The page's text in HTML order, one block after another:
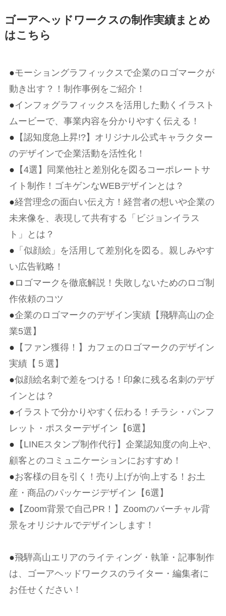
ゴーアヘッドワークスの制作実績まとめ
はこちら
●モーショングラフィックスで企業のロゴマークが
動き出す？！制作事例をご紹介！
●インフォグラフィックスを活用した動くイラスト
ムービーで、事業内容を分かりやすく伝える！
● 【認知度急上昇!?】オリジナル公式キャラクター
のデザインで企業活動を活性化！
● 【4選】同業他社と差別化を図るコーポレートサ
イト制作！ゴキゲンなWEBデザインとは？
●経営理念の面白い伝え方！経営者の想いや企業の
未来像を、表現して共有する「ビジョンイラス
ト」とは？
● 「似顔絵」を活用して差別化を図る。親しみやす
い広告戦略！
● ロゴマークを徹底解説！失敗しないためのロゴ制
作依頼のコツ
●企業のロゴマークのデザイン実績【飛騨高山の企
業5選】
● 【ファン獲得！】カフェのロゴマークのデザイン
実績【５選】
●似顔絵名刺で差をつける！印象に残る名刺のデザ
インとは？
●イラストで分かりやすく伝わる！チラシ・パンフ
レット・ポスターデザイン【6選】
● 【LINEスタンプ制作代行】企業認知度の向上や、
顧客とのコミュニケーションにおすすめ！
●お客様の目を引く！売り上げが向上する！お土
産・商品のパッケージデザイン【6選】
● 【Zoom背景で自己PR ！】 Zoomのバーチャル背
景をオリジナルでデザインします！
●飛騨高山エリアのライティング・執筆・記事制作
は、ゴーアヘッドワークスのライター・編集者に
お任せください！